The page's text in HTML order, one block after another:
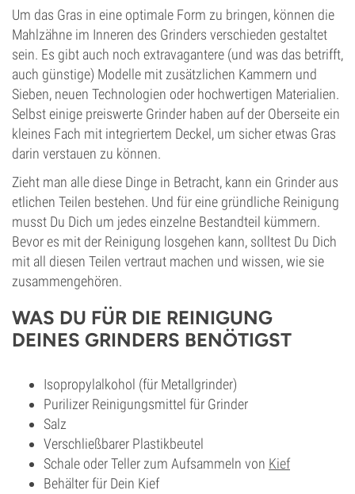
Um das Gras in eine optimale Form zu bringen, können die
Mahlzähne im Inneren des Grinders verschieden gestaltet
sein. Es gibt auch noch extravagantere (und was das betrifft,
auch günstige) Modelle mit zusätzlichen Kammern und
Sieben, neuen Technologien oder hochwertigen Materialien.
Selbst einige preiswerte Grinder haben auf der Oberseite ein
kleines Fach mit integriertem Deckel, um sicher etwas Gras
darin verstauen zu können.
Zieht man alle diese Dinge in Betracht, kann ein Grinder aus
etlichen Teilen bestehen. Und für eine gründliche Reinigung
musst Du Dich um jedes einzelne Bestandteil kümmern.
Bevor es mit der Reinigung losgehen kann, solltest Du Dich
mit all diesen Teilen vertraut machen und wissen, wie sie
zusammengehören.
WAS DU FÜR DIE REINIGUNG
DEINES GRINDERS BENÖTIGST
Isopropylalkohol (für Metallgrinder)
Purilizer Reinigungsmittel für Grinder
Salz
Verschließbarer Plastikbeutel
Schale oder Teller zum Aufsammeln von Kief
Behälter für Dein Kief